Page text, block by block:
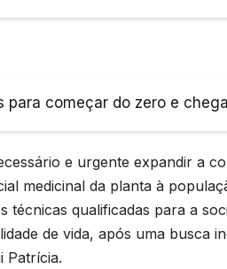
para começar do zero e
e urgente expandir a
medicinal da planta à
técnicas qualificadas para a
de vida, após uma busca
Patrícia.